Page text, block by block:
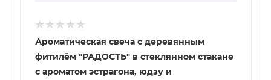
Ароматическая свеча с деревянным
фитилём "РАДОСТЬ" в стеклянном стакане
с ароматом эстрагона, юдзу и